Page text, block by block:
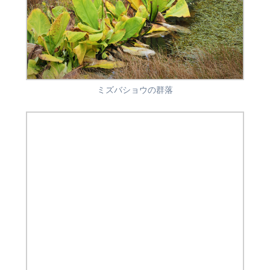
ミズバショウの群落